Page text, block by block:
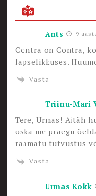
Ants 9
Contra on Contra,
lapselikkuses.
Vasta
Triinu-Mari
Tere, Urmas! Aitäh
oska me praegu
raamatu tutvustus
Vasta
Urmas Kokk